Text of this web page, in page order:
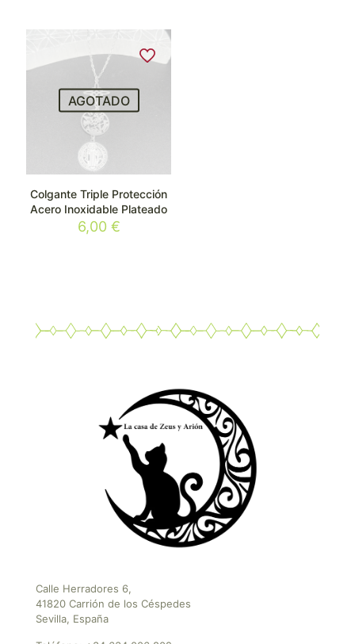
AGOTADO
Colgante Triple Protección
Acero Inoxidable Plateado
6,00 €
Calle Herradores 6,
41820 Carrión de los Céspedes
Sevilla, España